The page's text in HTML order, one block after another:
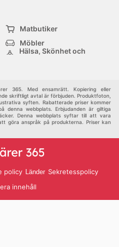
Matbutiker
Möbler
Hälsa, Skönhet och
365. Med ensamrätt. Kopiering eller
skriftligt avtal är förbjuden. Produktfoton,
syften. Rabatterade priser kommer
denna webbplats. Erbjudanden är giltiga
Denna webbplats syftar till att vara
göra anspråk på produkterna. Priser kan
policy Länder Sekretesspolicy
innehåll